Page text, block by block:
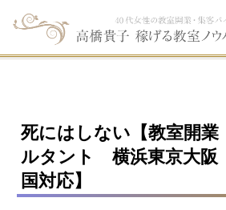
死にはしない【教室開業
ルタント 横浜東京大
国対応】